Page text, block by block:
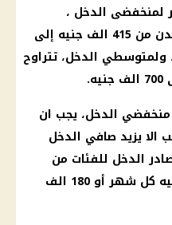
الشقة بعد 36 شهر لمنخفضى الدخل ،
الشقق في المدن من 415 الف جنيه إلى
منخفضي الدخل، يجب ان
الا يزيد صافي الدخل
الدخل للفئات من
منخفضي الدخل عن 15 ألف جنيه كل شهر أو 180 الف